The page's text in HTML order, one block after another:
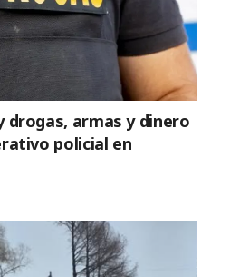
drogas, armas y dinero
policial en